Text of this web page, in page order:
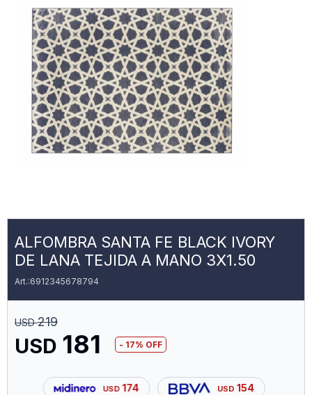
ALFOMBRA SANTA FE BLACK IVORY
DE LANA TEJIDA A MANO 3X1.50
6912345678794
USD 181
USD 219
17
USD 174 USD 154